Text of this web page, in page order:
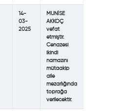
14-
03-
2025
MUNİSE
AKKOÇ
vefat
etmiştir.
Cenazesi
ikindi
namazını
mütaakip
aile
mezarlığında
toprağa
verilecektir.